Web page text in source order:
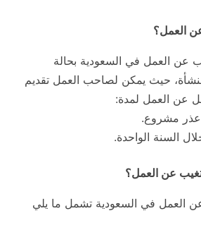
العمل؟
عن العمل في السعودية بحالة
حيث يمكن لصاحب العمل تقديم
عن العمل لمدة:
مشروع.
السنة الواحدة.
عن العمل؟
العمل في السعودية تشمل ما يلي